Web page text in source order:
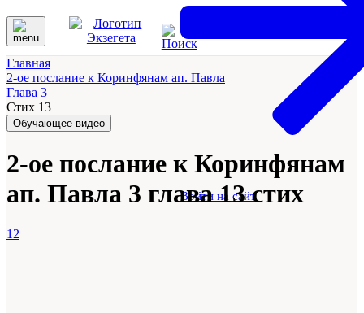
Войти на сайт
Главная
2-ое послание к Коринфянам ап. Павла
Глава 3
Стих 13
Обучающее видео
2-ое послание к Коринфянам
ап. Павла 3 глава 13 стих
12